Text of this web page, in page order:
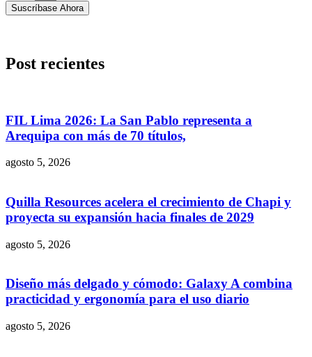
Suscríbase Ahora
Post recientes
FIL Lima 2026: La San Pablo representa a
Arequipa con más de 70 títulos,
agosto 5, 2026
Quilla Resources acelera el crecimiento de Chapi y
proyecta su expansión hacia finales de 2029
agosto 5, 2026
Diseño más delgado y cómodo: Galaxy A combina
practicidad y ergonomía para el uso diario
agosto 5, 2026